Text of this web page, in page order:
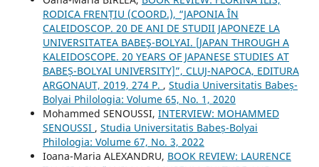
RODICA FRENȚIU (COORD.), “JAPONIA ÎN
CALEIDOSCOP. 20 DE ANI DE STUDII JAPONEZE LA
UNIVERSITATEA BABEŞ-BOLYAI. [JAPAN THROUGH A
KALEIDOSCOPE. 20 YEARS OF JAPANESE STUDIES AT
BABEȘ-BOLYAI UNIVERSITY]”, CLUJ-NAPOCA, EDITURA
ARGONAUT, 2019, 274 P. , Studia Universitatis Babeș-
Bolyai Philologia: Volume 65, No. 1, 2020
Mohammed SENOUSSI, INTERVIEW: MOHAMMED
SENOUSSI , Studia Universitatis Babeș-Bolyai
Philologia: Volume 67, No. 3, 2022
Ioana-Maria ALEXANDRU, BOOK REVIEW: LAURENCE